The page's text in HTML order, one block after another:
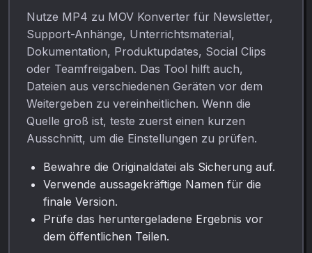
Nutze MP4 zu MOV Konverter für Newsletter,
Support-Anhänge, Unterrichtsmaterial,
Dokumentation, Produktupdates, Social Clips
oder Teamfreigaben. Das Tool hilft auch,
Dateien aus verschiedenen Geräten vor dem
Weitergeben zu vereinheitlichen. Wenn die
Quelle groß ist, teste zuerst einen kurzen
Ausschnitt, um die Einstellungen zu prüfen.
Bewahre die Originaldatei als Sicherung auf.
Verwende aussagekräftige Namen für die
finale Version.
Prüfe das heruntergeladene Ergebnis vor
dem öffentlichen Teilen.